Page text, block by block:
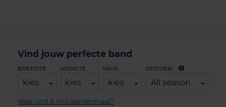
Vind jouw perfecte band
BREEDTE
kies
HOOGTE
kies
INCH
kies
SEIZOEN
All season
Waar vind ik mijn bandenmaat?